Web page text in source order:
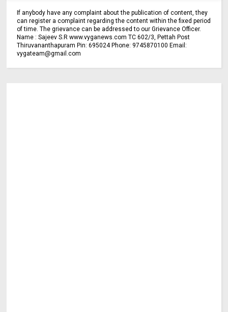
If anybody have any complaint about the publication of content, they
can register a complaint regarding the content within the fixed period
of time. The grievance can be addressed to our Grievance Officer.
Name : Sajeev S.R www.vyganews.com TC 602/3, Pettah Post
Thiruvananthapuram Pin: 695024 Phone: 9745870100 Email:
vygateam@gmail.com